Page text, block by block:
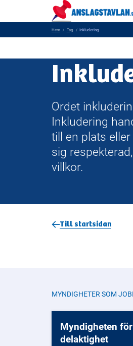
Hem Tag Inkludering
Ordet
Inkludering
till en plats
sig
villkor.
Till startsidan
MYNDIGHETER SOM
Myndigheten för
delaktighet